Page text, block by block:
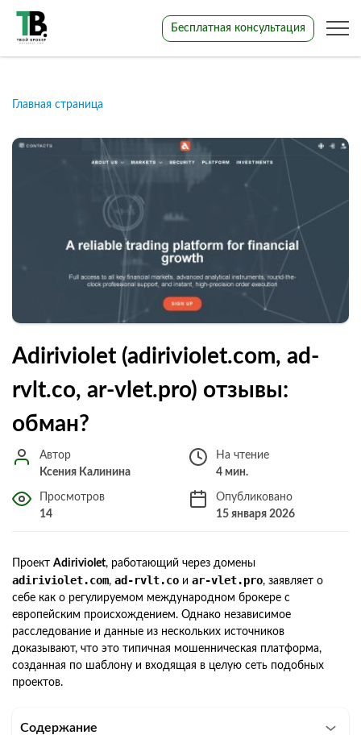
Бесплатная консультация
Главная страница
Adiriviolet (adiriviolet.com, ad-
rvlt.co, ar-vlet.pro) отзывы:
обман?
Автор
Ксения Калинина
На чтение
4 мин.
Просмотров
14
Опубликовано
15 января 2026
Проект Adiriviolet, работающий через домены
adiriviolet.com, ad-rvlt.co и ar-vlet.pro, заявляет о
себе как о регулируемом международном брокере с
европейским происхождением. Однако независимое
расследование и данные из нескольких источников
доказывают, что это типичная мошенническая платформа,
созданная по шаблону и входящая в целую сеть подобных
проектов.
Содержание